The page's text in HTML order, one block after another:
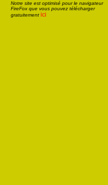
Notre site est optimisé pour le navigateur
FireFox que vous pouvez télécharger
gratuitement ici